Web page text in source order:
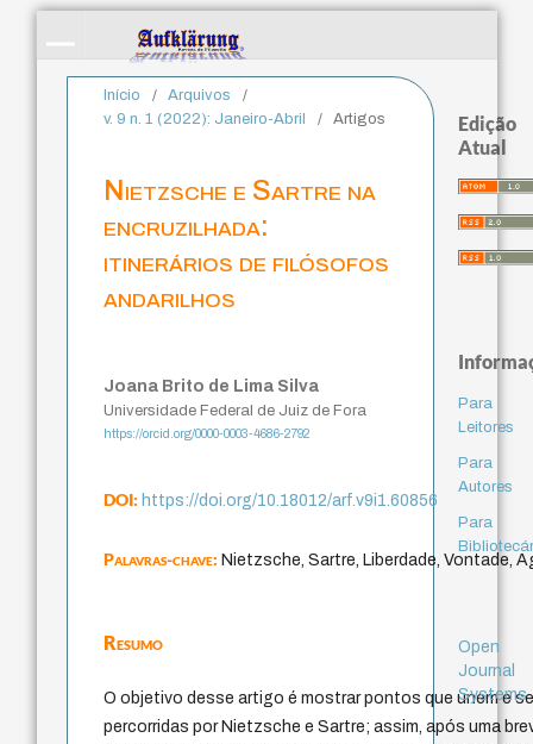
Início / Arquivos
/
v. 9 n. 1 (2022): Janeiro-Abril
/ Artigos
Nietzsche e Sartre na
encruzilhada:
itinerários de filósofos
andarilhos
Joana Brito de Lima Silva
Universidade Federal de Juiz de Fora
https://orcid.org/0000-0003-4686-2792
DOI:https://doi.org/10.18012/arf.v9i1.60856
Palavras-chave:Nietzsche, Sartre, Liberdade, Vontade,
Resumo
O objetivo desse artigo é mostrar pontos que unem e
percorridas por Nietzsche e Sartre; assim, após uma
Edição
Atual
Para
Leitores
Para
Autores
Para
Open
Journal
Systems